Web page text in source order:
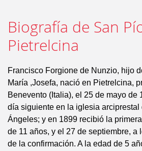
Biografía de San
Pietrelcina
Francisco Forgione de Nunzio, hijo
María ,Josefa, nació en Pietrelcina,
Benevento (Italia), el 25 de mayo de
día siguiente en la iglesia arciprestal
Ángeles; y en 1899 recibió la
de 11 años, y el 27 de septiembre, a
de la confirmación. A la edad de 5